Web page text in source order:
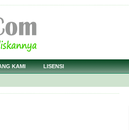
KAMI LISENSI